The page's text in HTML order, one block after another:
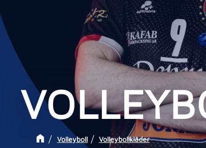
Volleyboll Volleybollkläder